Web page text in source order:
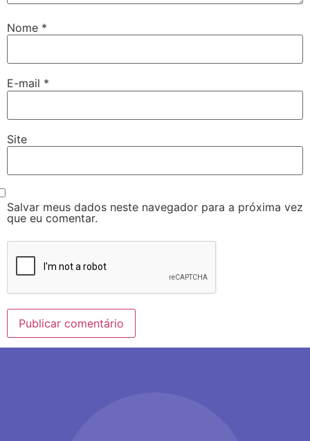
Nome *
E-mail *
Site
Salvar meus dados neste navegador para a próxima vez
que eu comentar.